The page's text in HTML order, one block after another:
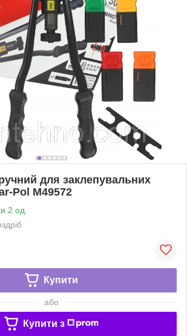
для заклепувальних
Pol M49572
2 од.
Купити
або
Купити з